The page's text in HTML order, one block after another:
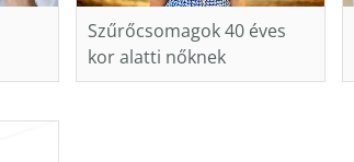
Szűrőcsomagok 40 éves
kor alatti nőknek